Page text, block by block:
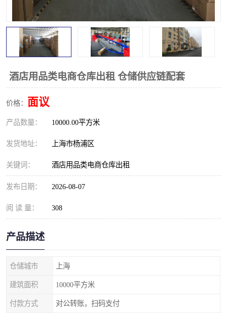
酒店用品类电商仓库出租 仓储供应链配套
价格： 面议
产品数量： 10000.00平方米
发货地址： 上海市杨浦区
关键词： 酒店用品类电商仓库出租
发布日期： 2026-08-07
阅 读 量： 308
产品描述
仓储城市 上海
建筑面积 10000平方米
付款方式 对公转账，扫码支付